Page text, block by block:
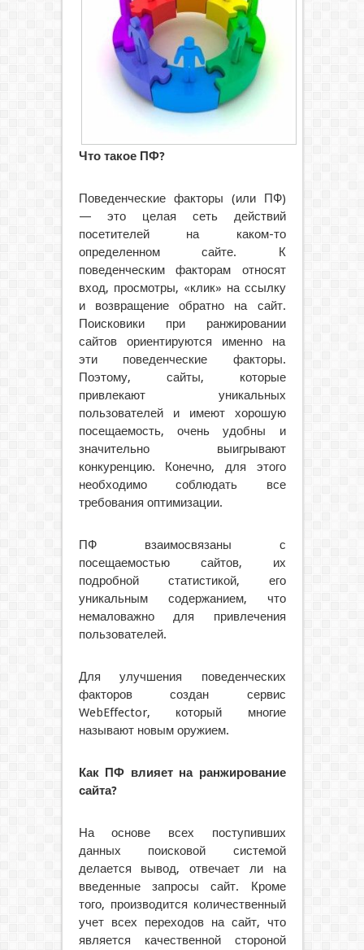
Что такое ПФ?
Поведенческие факторы (или ПФ)
— это целая сеть действий
посетителей на каком-то
определенном сайте. К
поведенческим факторам относят
вход, просмотры, «клик» на ссылку
и возвращение обратно на сайт.
Поисковики при ранжировании
сайтов ориентируются именно на
эти поведенческие факторы.
Поэтому, сайты, которые
привлекают уникальных
пользователей и имеют хорошую
посещаемость, очень удобны и
значительно выигрывают
конкуренцию. Конечно, для этого
необходимо соблюдать все
требования оптимизации.
ПФ взаимосвязаны с
посещаемостью сайтов, их
подробной статистикой, его
уникальным содержанием, что
немаловажно для привлечения
пользователей.
Для улучшения поведенческих
факторов создан сервис
WebEffector, который многие
называют новым оружием.
Как ПФ влияет на ранжирование
сайта?
На основе всех поступивших
данных поисковой системой
делается вывод, отвечает ли на
введенные запросы сайт. Кроме
того, производится количественный
учет всех переходов на сайт, что
является качественной стороной